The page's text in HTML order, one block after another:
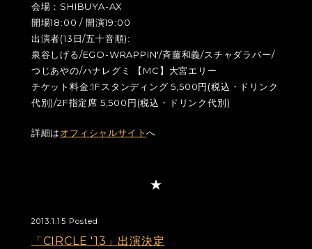
会場：SHIBUYA-AX
開場18:00 / 開演19:00
出演者(13日/五十音順):
泉谷しげる/EGO-WRAPPIN'/斉藤和義/スチャダラパー/
つじあやの/ハナレグミ 【MC】大宮エリー
チケット料金:1Fスタンディング 5,500円(税込・ドリンク
代別)/2F指定席 5,500円(税込・ドリンク代別)
詳細はオフィシャルサイトへ
2013.1.15 Posted
「CIRCLE '13」出演決定